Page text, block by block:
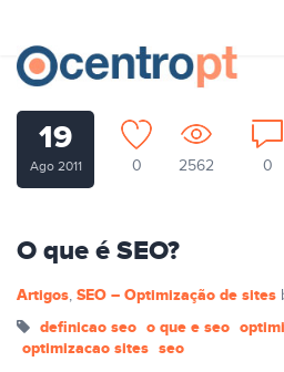
19
Ago 2011 0 2562 0
O que é SEO?
Artigos, SEO – Optimização de sites
definicao seo o que e seo
optimizacao sites seo